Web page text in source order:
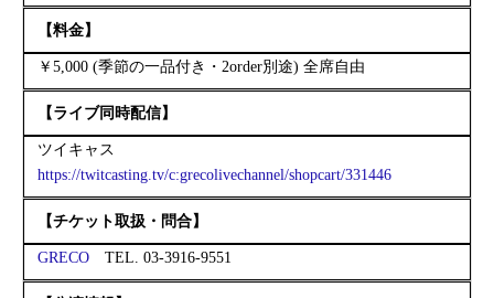
【料金】
￥5,000 (季節の一品付き・2order別途) 全席自由
【ライブ同時配信】
ツイキャス
https://twitcasting.tv/c:grecolivechannel/shopcart/331446
【チケット取扱・問合】
GRECO TEL. 03-3916-9551